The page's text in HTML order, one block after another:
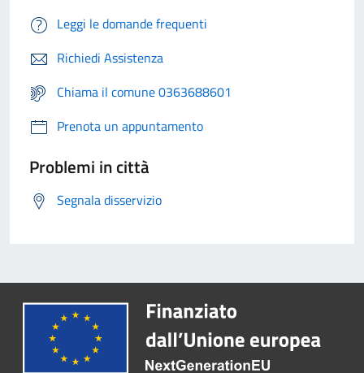
Leggi le domande frequenti
Richiedi Assistenza
Chiama il comune 0363688601
Prenota un appuntamento
Problemi in città
Segnala disservizio